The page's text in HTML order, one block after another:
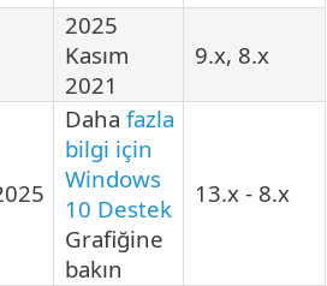
2025
Kasım
2021
9.x, 8.x
Daha fazla
bilgi için
Windows
10 Destek
Grafiğine
bakın
13.x - 8.x